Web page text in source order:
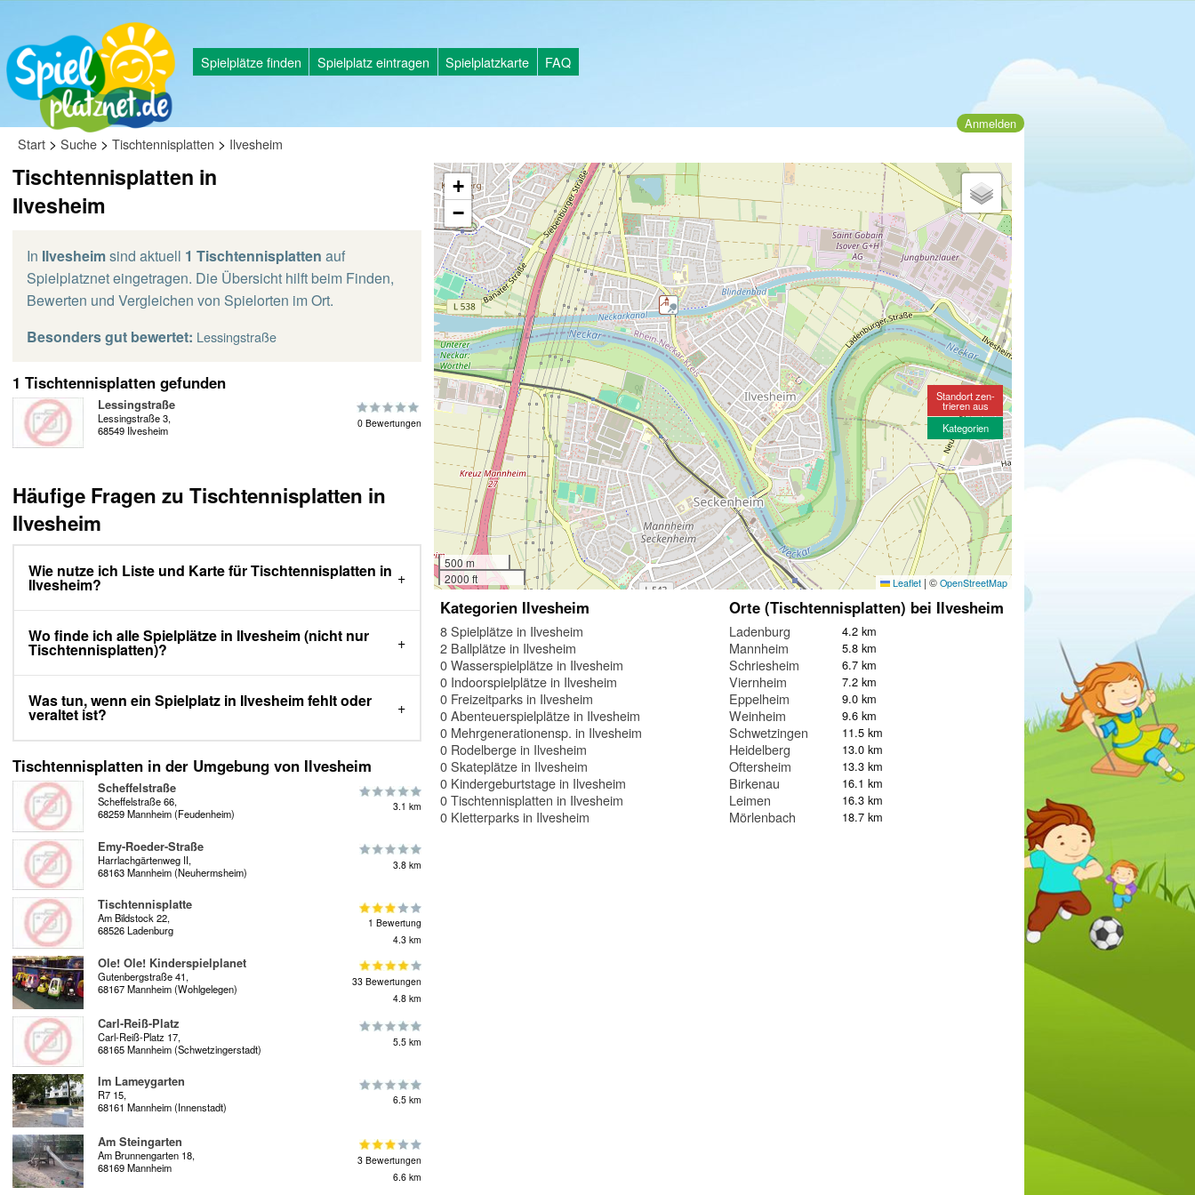
Spielplätze finden Spielplatz eintragen Spielplatzkarte FAQ
Anmelden
Start > Suche > Tischtennisplatten > Ilvesheim
Tischtennisplatten in
Ilvesheim
In Ilvesheimsind aktuell 1 Tischtennisplatten auf
Spielplatznet eingetragen. Die Übersicht hilft beim Finden,
Bewerten und Vergleichen von Spielorten im Ort.
Besonders gut bewertet: Lessingstraße
1 Tischtennisplatten gefunden
Lessingstraße
Lessingstraße 3,
68549 Ilvesheim
0 Bewertungen
Häufige Fragen zu Tischtennisplatten in
Ilvesheim
Wie nutze ich Liste und Karte für Tischtennisplatten in
Ilvesheim?
Wo finde ich alle Spielplätze in Ilvesheim (nicht nur
Tischtennisplatten)?
Was tun, wenn ein Spielplatz in Ilvesheim fehlt oder
veraltet ist?
Tischtennisplatten in der Umgebung von Ilvesheim
Scheffelstraße
Scheffelstraße 66,
68259 Mannheim (Feudenheim)
3.1 km
Emy-Roeder-Straße
Harrlachgärtenweg II,
68163 Mannheim (Neuhermsheim)
3.8 km
Tischtennisplatte
Am Bildstock 22,
68526 Ladenburg
1 Bewertung
4.3 km
Ole! Ole! Kinderspielplanet
Gutenbergstraße 41,
68167 Mannheim (Wohlgelegen)
33 Bewertungen
4.8 km
Carl-Reiß-Platz
Carl-Reiß-Platz 17,
68165 Mannheim (Schwetzingerstadt)
5.5 km
Im Lameygarten
R7 15,
68161 Mannheim (Innenstadt)
6.5 km
Am Steingarten
Am Brunnengarten 18,
68169 Mannheim
3 Bewertungen
6.6 km
+
−
500 m
2000 ft
Leaflet | © OpenStreetMap
Standort zen-
trieren aus
Kategorien
Kategorien Ilvesheim
8 Spielplätze in Ilvesheim
2 Ballplätze in Ilvesheim
0 Wasserspielplätze in Ilvesheim
0 Indoorspielplätze in Ilvesheim
0 Freizeitparks in Ilvesheim
0 Abenteuerspielplätze in Ilvesheim
0 Mehrgenerationensp. in Ilvesheim
0 Rodelberge in Ilvesheim
0 Skateplätze in Ilvesheim
0 Kindergeburtstage in Ilvesheim
0 Tischtennisplatten in Ilvesheim
0 Kletterparks in Ilvesheim
Orte (Tischtennisplatten) bei Ilvesheim
Ladenburg 4.2 km
Mannheim 5.8 km
Schriesheim 6.7 km
Viernheim 7.2 km
Eppelheim 9.0 km
Weinheim 9.6 km
Schwetzingen 11.5 km
Heidelberg 13.0 km
Oftersheim 13.3 km
Birkenau 16.1 km
Leimen 16.3 km
Mörlenbach 18.7 km